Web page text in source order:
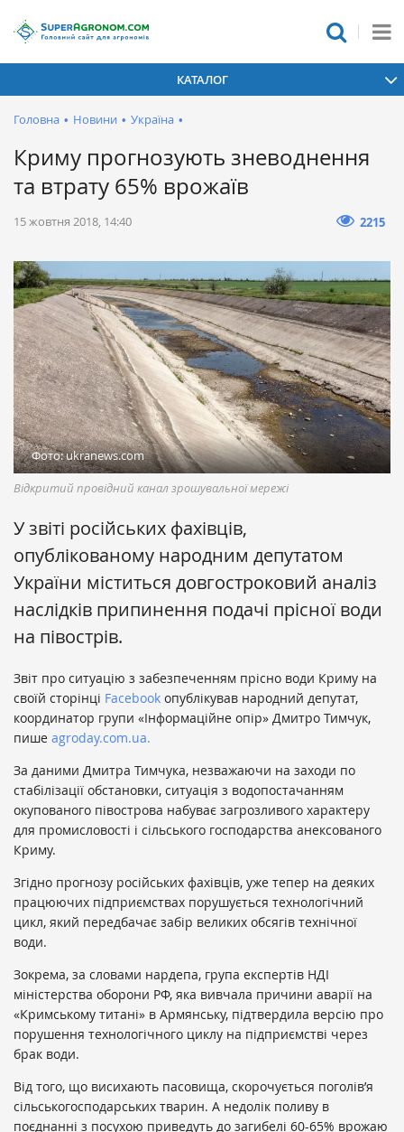
КАТАЛОГ
Головна • Новини • Україна •
Криму прогнозують зневоднення
та втрату 65% врожаїв
15 жовтня 2018, 14:40 2215
Фото: ukranews.com
Відкритий провідний канал зрошувальної мережі
У звіті російських фахівців,
опублікованому народним депутатом
України міститься довгостроковий аналіз
наслідків припинення подачі прісної води
на півострів.
Звіт про ситуацію з забезпеченням прісно води Криму на
своїй сторінці Facebook опублікував народний депутат,
координатор групи «Інформаційне опір» Дмитро Тимчук,
пише agroday.com.ua.
За даними Дмитра Тимчука, незважаючи на заходи по
стабілізації обстановки, ситуація з водопостачанням
окупованого півострова набуває загрозливого характеру
для промисловості і сільського господарства анексованого
Криму.
Згідно прогнозу російських фахівців, уже тепер на деяких
працюючих підприємствах порушується технологічний
цикл, який передбачає забір великих обсягів технічної
води.
Зокрема, за словами нардепа, група експертів НДІ
міністерства оборони РФ, яка вивчала причини аварії на
«Кримському титані» в Армянську, підтвердила версію про
порушення технологічного циклу на підприємстві через
брак води.
Від того, що висихають пасовища, скорочується поголів’я
сільськогосподарських тварин. А недолік поливу в
поєднанні з посухою приведуть до загибелі 60-65% врожаю